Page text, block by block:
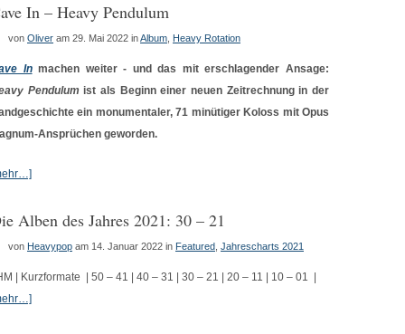
In – Heavy Pendulum
von Oliver am 29. Mai 2022 inAlbum Heavy Rotation
Inmachen weiter - und das mit erschlagender Ansage:
Pendulum ist als Beginn einer neuen Zeitrechnung in der
ein monumentaler, 71 minütiger Koloss mit Opus
Ansprüchen geworden.
Alben des Jahres 2021: 30 – 21
von Heavypop am 14. Januar 2022 in Featured Jahrescharts 2021
| Kurzformate | 50 – 41 | 40 – 31 | 30 – 21 | 20 – 11 | 10 – 01 |